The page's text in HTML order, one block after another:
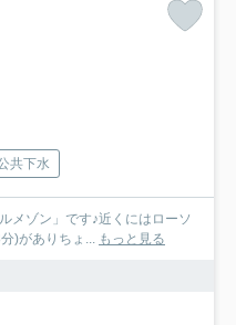
共下水
メゾン」です♪近くにはローソ
)がありちょ...
もっと見る